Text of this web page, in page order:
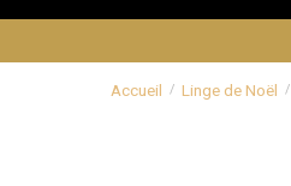
Accueil / Linge de Noël /